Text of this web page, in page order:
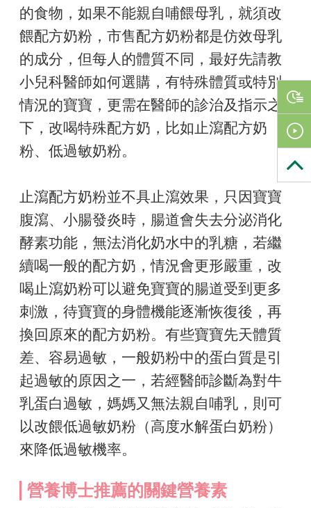
的食物，如果不能親自哺餵母乳，就須改
餵配方奶粉，市售配方奶粉都是仿效母乳
的成分，但每人的體質不同，最好先請教
小兒科醫師如何選購，有特殊體質或特別
情況的寶寶，更需在醫師的診治及指示之
下，改喝特殊配方奶，比如止瀉配方奶
粉、低過敏奶粉。
止瀉配方奶粉並不具止瀉效果，只因寶寶
腹瀉、小腸發炎時，腸道會失去分泌消化
酵素功能，無法消化奶水中的乳糖，若繼
續喝一般的配方奶，情況會更形嚴重，改
喝止瀉奶粉可以避免寶寶的腸道受到更多
刺激，待寶寶的身體機能逐漸恢復後，再
換回原來的配方奶粉。有些寶寶先天體質
差、容易過敏，一般奶粉中的蛋白質是引
起過敏的原因之一，若經醫師診斷為對牛
乳蛋白過敏，媽媽又無法親自哺乳，則可
以改餵低過敏奶粉（高度水解蛋白奶粉）
來降低過敏機率。
營養博士推薦的關鍵營養素